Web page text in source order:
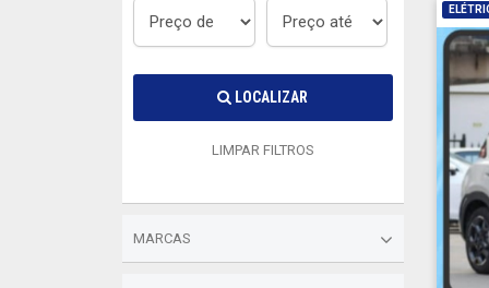
LOCALIZAR
LIMPAR FILTROS
MARCAS